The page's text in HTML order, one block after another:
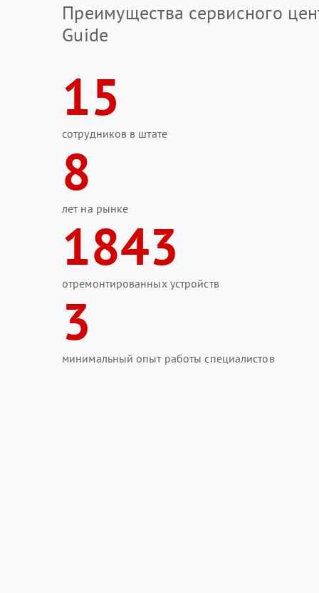
Преимущества сервисного
Guide
15
сотрудников в штате
8
лет на рынке
1843
отремонтированных устройств
3
минимальный опыт работы специалистов